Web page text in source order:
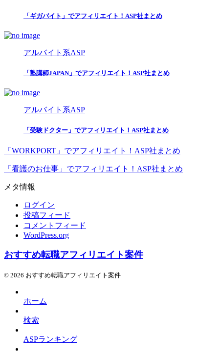
「ギガバイト」でアフィリエイト！ASP社まとめ
アルバイト系ASP
「塾講師JAPAN」でアフィリエイト！ASP社まとめ
アルバイト系ASP
「受験ドクター」でアフィリエイト！ASP社まとめ
「WORKPORT」でアフィリエイト！ASP社まとめ
「看護のお仕事」でアフィリエイト！ASP社まとめ
メタ情報
ログイン
投稿フィード
コメントフィード
WordPress.org
おすすめ転職アフィリエイト案件
© 2026 おすすめ転職アフィリエイト案件
ホーム
検索
ASPランキング